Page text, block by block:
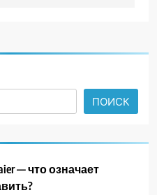
ПОИСК
— что означает